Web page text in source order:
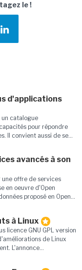
le !
d'applications
un catalogue
pour répondre
Il convient aussi de se...
avancés à son
une offre de services
en oeuvre d'Open
proposé en Open...
à Linux
licence GNU GPL version
de Linux
L'annonce...